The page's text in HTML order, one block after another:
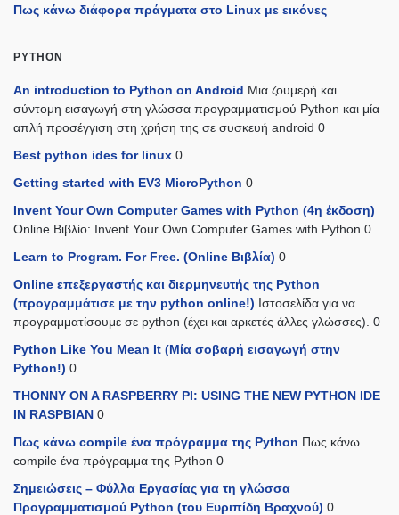
Πως κάνω διάφορα πράγματα στο Linux με εικόνες
PYTHON
An introduction to Python on Android Μια ζουμερή και
σύντομη εισαγωγή στη γλώσσα προγραμματισμού Python και μία
απλή προσέγγιση στη χρήση της σε συσκευή android 0
Best python ides for linux 0
Getting started with EV3 MicroPython 0
Invent Your Own Computer Games with Python (4η έκδοση)
Online Βιβλίο: Invent Your Own Computer Games with Python 0
Learn to Program. For Free. (Online Βιβλία) 0
Online επεξεργαστής και διερμηνευτής της Python
(προγραμμάτισε με την python online!) Ιστοσελίδα για να
προγραμματίσουμε σε python (έχει και αρκετές άλλες γλώσσες). 0
Python Like You Mean It (Mία σοβαρή εισαγωγή στην
Python!) 0
THONNY ON A RASPBERRY PI: USING THE NEW PYTHON IDE
IN RASPBIAN 0
Πως κάνω compile ένα πρόγραμμα της Python Πως κάνω
compile ένα πρόγραμμα της Python 0
Σημειώσεις – Φύλλα Εργασίας για τη γλώσσα
Προγραμματισμού Python (του Ευριπίδη Βραχνού) 0